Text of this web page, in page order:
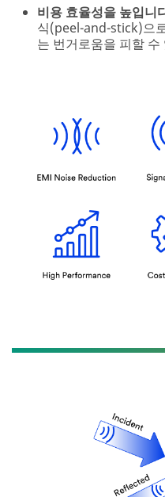
비용 효율성을 높입니
식(peel-and-stick)으
는 번거로움을 피할